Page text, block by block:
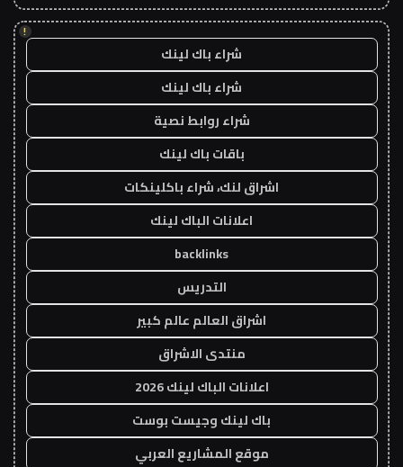
!
شراء باك لينك
شراء باك لينك
شراء روابط نصية
باقات باك لينك
اشراق لنك، شراء باكلينكات
اعلانات الباك لينك
backlinks
التدريس
اشراق العالم عالم كبير
منتدى الاشراق
اعلانات الباك لينك 2026
باك لينك وجيست بوست
موقع المشاريع العربي